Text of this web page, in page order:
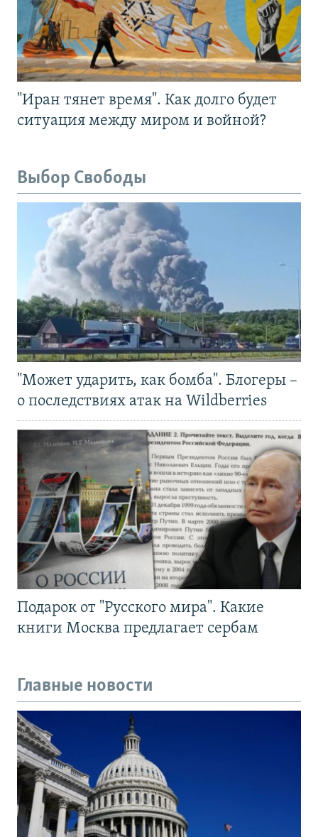
"Иран тянет время". Как долго будет
ситуация между миром и войной?
Выбор Свободы
"Может ударить, как бомба". Блогеры –
о последствиях атак на Wildberries
Подарок от "Русского мира". Какие
книги Москва предлагает сербам
Главные новости